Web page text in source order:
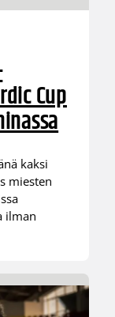
Cup
kaksi
miesten
ilman